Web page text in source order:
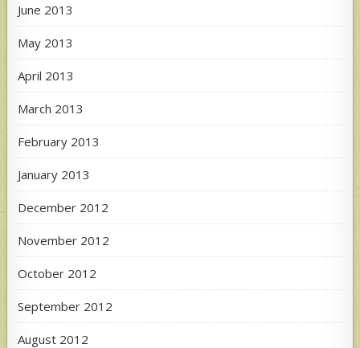
June 2013
May 2013
April 2013
March 2013
February 2013
January 2013
December 2012
November 2012
October 2012
September 2012
August 2012